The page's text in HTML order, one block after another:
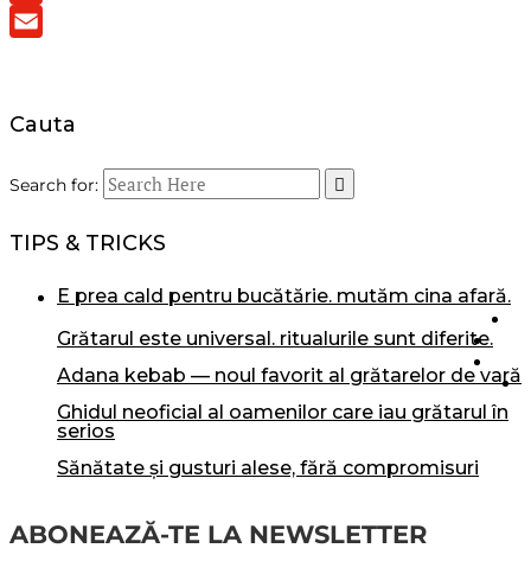
LinkedIn
Cauta
Search for:
TIPS & TRICKS
e prea cald pentru bucătărie. mutăm cina afară.
grătarul este universal. ritualurile sunt diferite.
adana kebab — noul favorit al grătarelor de vară
ghidul neoficial al oamenilor care iau grătarul în
serios
sănătate și gusturi alese, fără compromisuri
ABONEAZĂ-TE LA NEWSLETTER